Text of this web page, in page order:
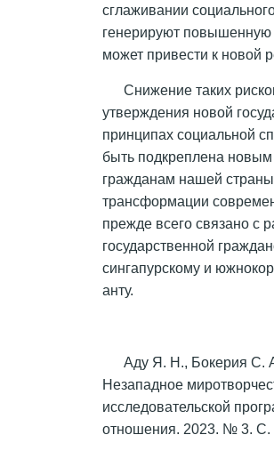
сглаживании
генерируют повышенную
может привести к новой
Снижение таких
утверждения новой
принципах социальной
быть подкреплена
гражданам нашей
трансформации
прежде всего связано с
государственной
сингапурскому и
анту.
Аду Я. Н., Бокерия С.
Незападное
исследовательской
отношения. 2023. № 3. С.